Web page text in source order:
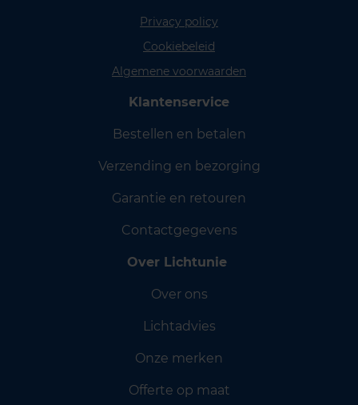
Privacy policy
Cookiebeleid
Algemene voorwaarden
Klantenservice
Bestellen en betalen
Verzending en bezorging
Garantie en retouren
Contactgegevens
Over Lichtunie
Over ons
Lichtadvies
Onze merken
Offerte op maat